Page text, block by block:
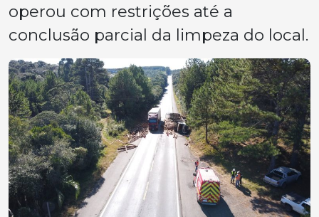
operou com restrições até a
conclusão parcial da limpeza do local.